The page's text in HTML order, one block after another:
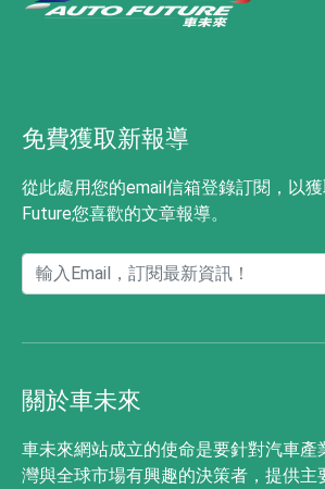
免費獲取新報導
從此處用您的email信箱登錄訂閱，以
Future您喜歡的文章報導。
關於車未來
車未來網站成立的使命是要針對汽車產
灣與全球市場有興趣的決策者，提供主